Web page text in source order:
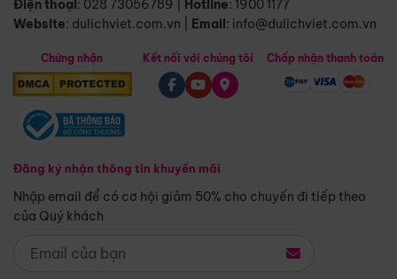
Điện thoại: 028 73056789 Hotline: 1900 1177
Website: dulichviet.com.vn Email: info@dulichviet.com.vn
Chứng nhận
Đăng ký nhận thông tin khuyến mãi
Nhập email để có cơ hội giảm 50% cho chuyến đi tiếp theo
của Quý khách
Kết nối với chúng tôi Chấp nhận thanh toán